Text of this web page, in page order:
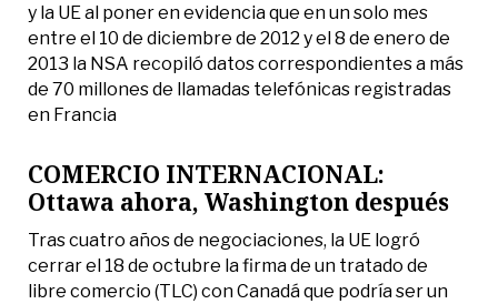
y la UE al poner en evidencia que en un solo mes
entre el 10 de diciembre de 2012 y el 8 de enero de
2013 la NSA recopiló datos correspondientes a más
de 70 millones de llamadas telefónicas registradas
en Francia
COMERCIO INTERNACIONAL:
Ottawa ahora, Washington después
Tras cuatro años de negociaciones, la UE logró
cerrar el 18 de octubre la firma de un tratado de
libre comercio (TLC) con Canadá que podría ser un